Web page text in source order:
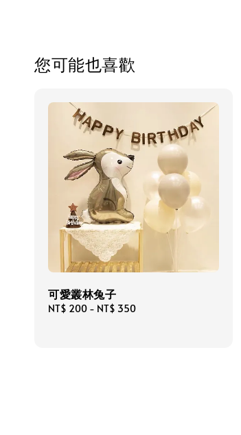
您可能也喜歡
可愛叢林兔子
Regular
NT$ 200 - NT$ 350